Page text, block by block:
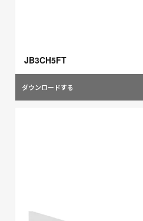
JB3CH5FT
ダウンロードする